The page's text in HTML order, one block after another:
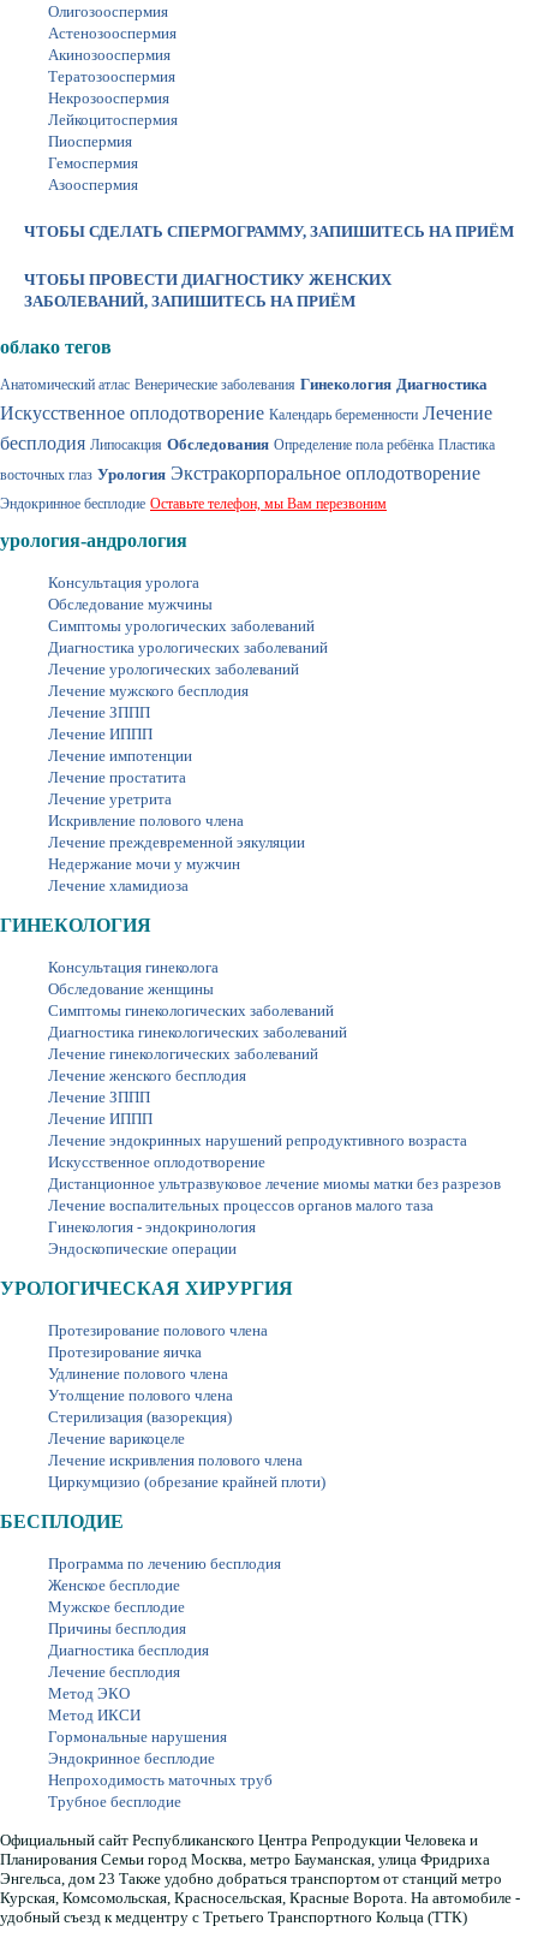
Олигозооспермия
Астенозооспермия
Акинозооспермия
Тератозооспермия
Некрозооспермия
Лейкоцитоспермия
Пиоспермия
Гемоспермия
Азооспермия
ЧТОБЫ СДЕЛАТЬ СПЕРМОГРАММУ, ЗАПИШИТЕСЬ НА ПРИЁМ
ЧТОБЫ ПРОВЕСТИ ДИАГНОСТИКУ ЖЕНСКИХ
ЗАБОЛЕВАНИЙ, ЗАПИШИТЕСЬ НА ПРИЁМ
облако тегов
Анатомический атлас Венерические заболевания Гинекология Диагностика
Искусственное оплодотворение Календарь беременности Лечение
бесплодия Липосакция Обследования Определение пола ребёнка Пластика
восточных глаз Урология Экстракорпоральное оплодотворение
Эндокринное бесплодие Оставьте телефон, мы Вам перезвоним
урология-андрология
Консультация уролога
Обследование мужчины
Симптомы урологических заболеваний
Диагностика урологических заболеваний
Лечение урологических заболеваний
Лечение мужского бесплодия
Лечение ЗППП
Лечение ИППП
Лечение импотенции
Лечение простатита
Лечение уретрита
Искривление полового члена
Лечение преждевременной эякуляции
Недержание мочи у мужчин
Лечение хламидиоза
ГИНЕКОЛОГИЯ
Консультация гинеколога
Обследование женщины
Симптомы гинекологических заболеваний
Диагностика гинекологических заболеваний
Лечение гинекологических заболеваний
Лечение женского бесплодия
Лечение ЗППП
Лечение ИППП
Лечение эндокринных нарушений репродуктивного возраста
Искусственное оплодотворение
Дистанционное ультразвуковое лечение миомы матки без разрезов
Лечение воспалительных процессов органов малого таза
Гинекология - эндокринология
Эндоскопические операции
УРОЛОГИЧЕСКАЯ ХИРУРГИЯ
Протезирование полового члена
Протезирование яичка
Удлинение полового члена
Утолщение полового члена
Стерилизация (вазорекция)
Лечение варикоцеле
Лечение искривления полового члена
Циркумцизио (обрезание крайней плоти)
БЕСПЛОДИЕ
Программа по лечению бесплодия
Женское бесплодие
Мужское бесплодие
Причины бесплодия
Диагностика бесплодия
Лечение бесплодия
Метод ЭКО
Метод ИКСИ
Гормональные нарушения
Эндокринное бесплодие
Непроходимость маточных труб
Трубное бесплодие
Официальный сайт Республиканского Центра Репродукции Человека и
Планирования Семьи город Москва, метро Бауманская, улица Фридриха
Энгельса, дом 23 Также удобно добраться транспортом от станций метро
Курская, Комсомольская, Красносельская, Красные Ворота. На автомобиле -
удобный съезд к медцентру с Третьего Транспортного Кольца (ТТК)